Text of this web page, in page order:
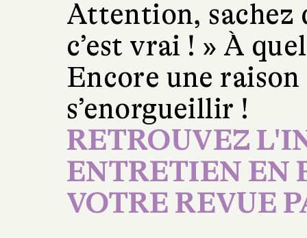
Attention, sachez
c’est vrai ! » À
Encore une
s’enorgueillir !
RETROUVEZ
ENTRETIEN EN
VOTRE REVUE